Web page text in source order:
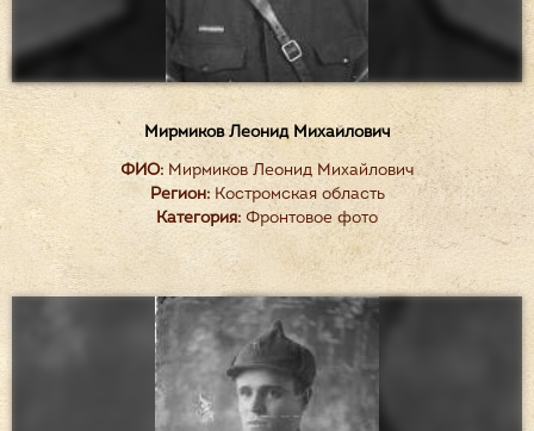
Мирмиков Леонид Михайлович
ФИО: Мирмиков Леонид Михайлович
Регион:Костромская область
Категория: Фронтовое фото